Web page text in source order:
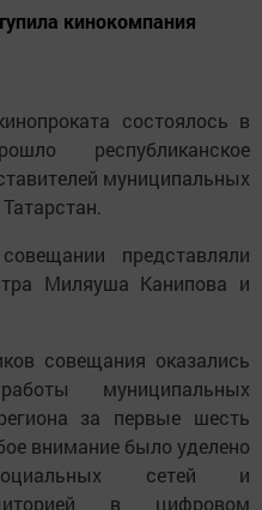
кинокомпания
состоялось в
республиканское
муниципальных
представляли
Миляуша Канипова и
совещания оказались
муниципальных
за первые шесть
внимание было уделено
сетей и
в цифровом